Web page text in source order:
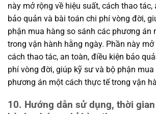
này mở rộng về hiệu suất, cách thao tác,
bảo quản và bài toán chi phí vòng đời,
phận mua hàng so sánh các phương án
trong vận hành hằng ngày. Phần này
cách thao tác, an toàn, điều kiện bảo
phí vòng đời, giúp kỹ sư và bộ phận
phương án một cách thực tế trong vận
10. Hướng dẫn sử dụng, thời